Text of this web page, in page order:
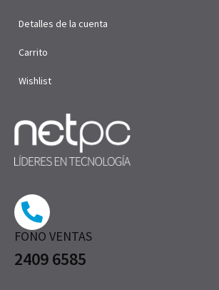
FONO VENTAS
2409 6585
Detalles de la cuenta
Carrito
Wishlist